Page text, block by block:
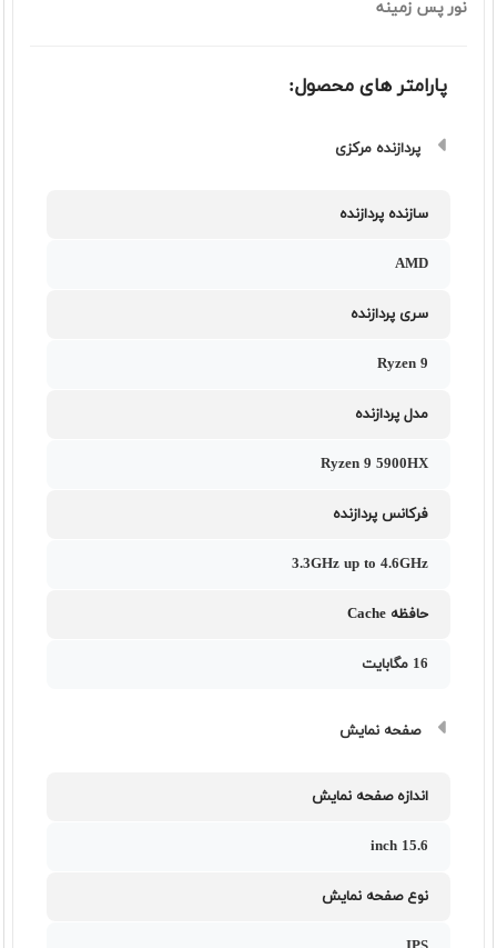
نور پس زمینه
پارامتر های محصول:
پردازنده مرکزی
سازنده پردازنده
AMD
سری پردازنده
Ryzen 9
مدل پردازنده
Ryzen 9 5900HX
فرکانس پردازنده
3.3GHz up to 4.6GHz
حافظه Cache
16 مگابایت
صفحه نمایش
اندازه صفحه نمایش
15.6 inch
نوع صفحه نمایش